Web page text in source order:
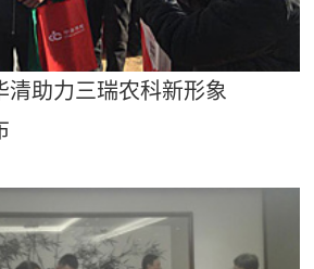
清助力三瑞农科新形象